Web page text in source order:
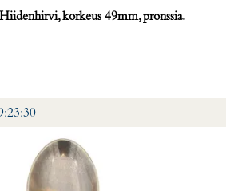
korkeus 49mm, pronssia.